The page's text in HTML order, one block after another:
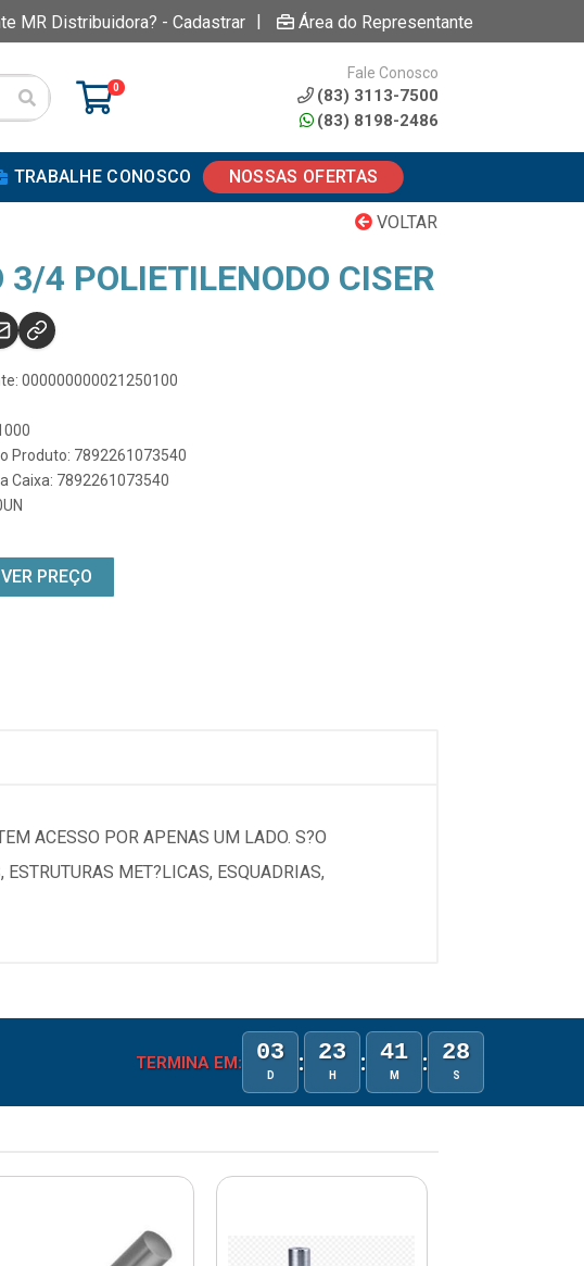
MR Distribuidora? - Cadastrar | Área do Representante
0
Fale Conosco
(83) 3113-7500
(83) 8198-2486
TRABALHE CONOSCO NOSSAS OFERTAS
VOLTAR
3/4 POLIETILENODO CISER
000000000021250100
Produto: 7892261073540
Caixa: 7892261073540
PREÇO
ACESSO POR APENAS UM LADO. S?O
MET?LICAS, ESQUADRIAS,
TERMINA EM: 03
D : 23
H : 41
M : 28
S